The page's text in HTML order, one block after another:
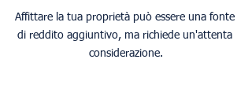
Affittare la tua proprietà può essere una fonte
di reddito aggiuntivo, ma richiede un'attenta
considerazione.